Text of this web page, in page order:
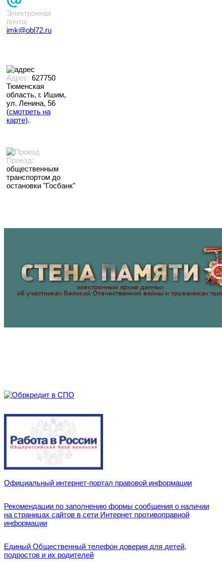
Электронная
почта:
imk@obl72.ru
Адрес: 627750
Тюменская
область, г. Ишим,
ул. Ленина, 56
(смотреть на
карте).
Проезд:
общественным
транспортом до
остановки "Госбанк"
Официальный интернет-портал правовой информации
Рекомендации по заполнению формы сообщения о наличии
на страницах сайтов в сети Интернет противоправной
информации
Единый Общественный телефон доверия для детей,
подростов и их родителей